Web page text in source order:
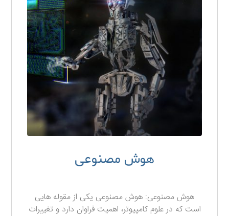
هوش مصنوعی
هوش مصنوعی: هوش مصنوعی یکی از مقوله هایی
است که در علوم کامپیوتر، اهمیت فراوان دارد و تغییرات